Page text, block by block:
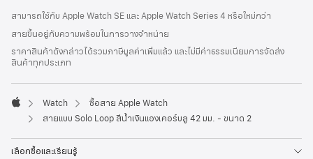
ท้าย
กระดาษ
เชิงอรรถ
สามารถใช้กับ Apple Watch SE และ Apple Watch Series 4 หรือใหม่กว่า
สายขึ้นอยู่กับความพร้อมในการวางจำหน่าย
ราคาสินค้าดังกล่าวได้รวมภาษีมูลค่าเพิ่มแล้ว และไม่มีค่าธรรมเนียมการจัดส่ง
สินค้าทุกประเภท
Apple
Watch
ซื้อสาย Apple Watch
สายแบบ Solo Loop สีน้ำเงินแองเคอร์บลู 42 มม. - ขนาด 2
เลือกซื้อและเรียนรู้